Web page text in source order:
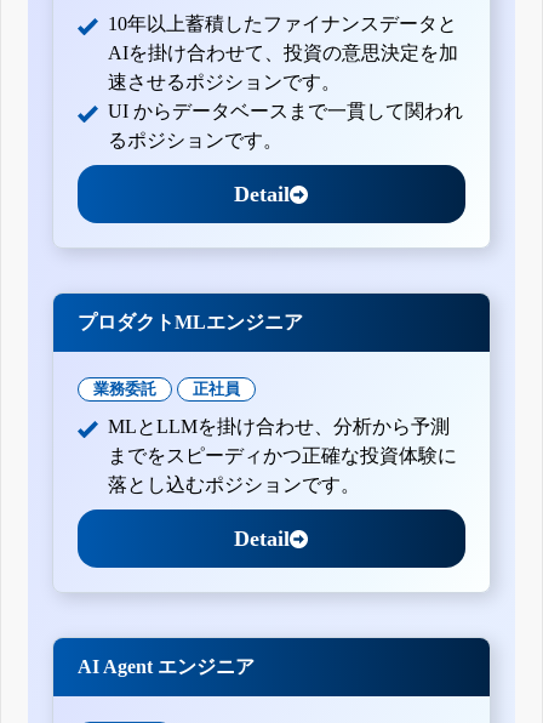
10年以上蓄積したファイナンスデータと
AIを掛け合わせて、投資の意思決定を加
速させるポジションです。
UI からデータベースまで一貫して関われ
るポジションです。
Detail
プロダクトMLエンジニア
業務委託 正社員
MLとLLMを掛け合わせ、分析から予測
までをスピーディかつ正確な投資体験に
落とし込むポジションです。
Detail
AI Agent エンジニア